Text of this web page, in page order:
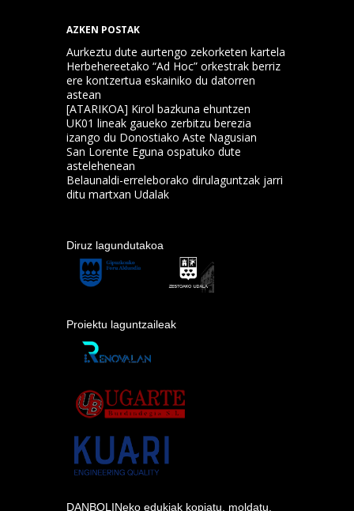
AZKEN POSTAK
Aurkeztu dute aurtengo zekorketen kartela
Herbehereetako “Ad Hoc” orkestrak berriz
ere kontzertua eskainiko du datorren
astean
[ATARIKOA] Kirol bazkuna ehuntzen
UK01 lineak gaueko zerbitzu berezia
izango du Donostiako Aste Nagusian
San Lorente Eguna ospatuko dute
astelehenean
Belaunaldi-erreleborako dirulaguntzak jarri
ditu martxan Udalak
Diruz lagundutakoa
Proiektu laguntzaileak
DANBOLINeko edukiak kopiatu, moldatu,